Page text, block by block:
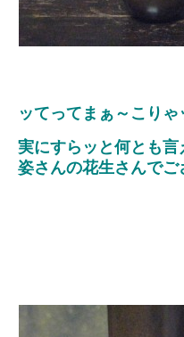
ッてってまぁ～こりゃ
実にすらッと何とも
姿さんの花生さんでご